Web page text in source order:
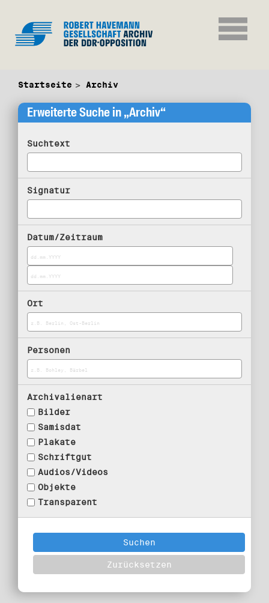
Startseite Archiv
Erweiterte Suche in „Archiv“
Suchtext
Signatur
Datum/Zeitraum
Ort
Personen
Archivalienart
Bilder
Samisdat
Plakate
Schriftgut
Audios/Videos
Objekte
Transparent